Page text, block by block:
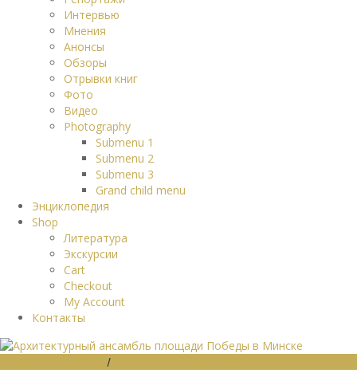
Интервью
Мнения
Анонсы
Обзоры
Отрывки книг
Фото
Видео
Photography
Submenu 1
Submenu 2
Submenu 3
Grand child menu
Энциклопедия
Shop
Литература
Экскурсии
Cart
Checkout
My Account
Контакты
/